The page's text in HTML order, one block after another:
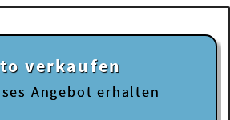
verkaufen
Angebot erhalten